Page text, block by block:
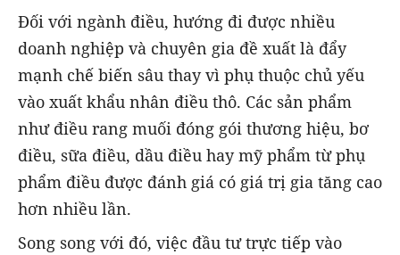
Đối với ngành điều, hướng đi được nhiều
doanh nghiệp và chuyên gia đề xuất là đẩy
mạnh chế biến sâu thay vì phụ thuộc chủ yếu
vào xuất khẩu nhân điều thô. Các sản phẩm
như điều rang muối đóng gói thương hiệu, bơ
điều, sữa điều, dầu điều hay mỹ phẩm từ phụ
phẩm điều được đánh giá có giá trị gia tăng cao
hơn nhiều lần.
Song song với đó, việc đầu tư trực tiếp vào